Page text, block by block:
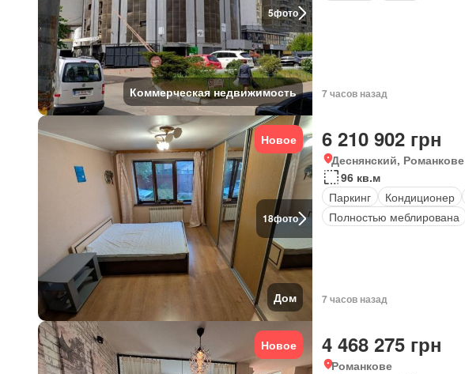
5фото
Коммерческая недвижимость 7 часов назад
18фото
Новое
Дом
6 210 902 грн
Деснянский, Романкове
96 кв.м
Паркинг
Кондиционер
Полностью меблирована
7 часов назад
Новое 4 468 275 грн
Романкове